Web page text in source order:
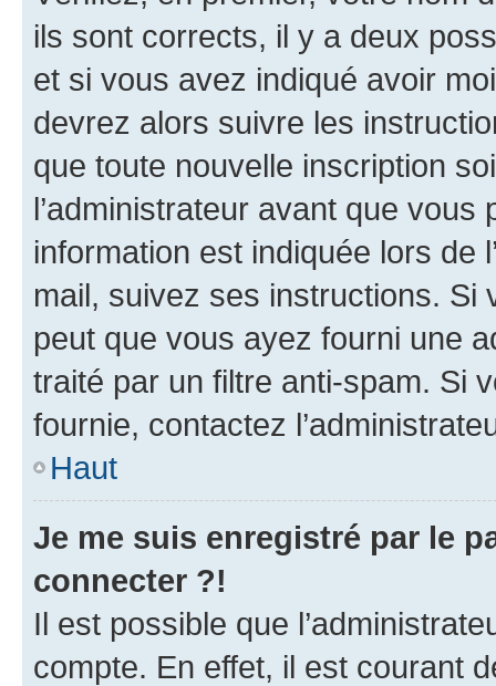
ils sont corrects, il y a deux
et si vous avez indiqué avoir
devrez alors suivre les
que toute nouvelle inscription
l’administrateur avant que
information est indiquée lors de
mail, suivez ses instructions. Si
peut que vous ayez fourni une
traité par un filtre anti-spam. Si
fournie, contactez
Haut
Je me suis enregistré par le
connecter ?!
Il est possible que
compte. En effet, il est courant